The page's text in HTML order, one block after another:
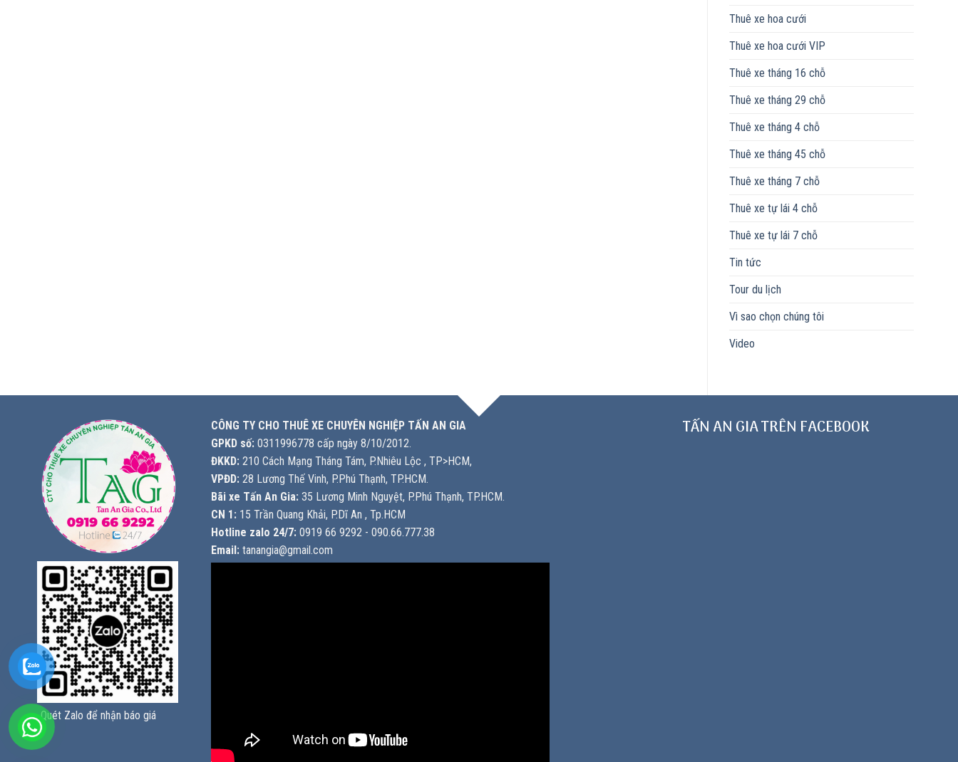
Thuê xe hoa cưới
Thuê xe hoa cưới VIP
Thuê xe tháng 16 chỗ
Thuê xe tháng 29 chỗ
Thuê xe tháng 4 chỗ
Thuê xe tháng 45 chỗ
Thuê xe tháng 7 chỗ
Thuê xe tự lái 4 chỗ
Thuê xe tự lái 7 chỗ
Tin tức
Tour du lịch
Vì sao chọn chúng tôi
Video
Quét Zalo để nhận báo giá
CÔNG TY CHO THUÊ XE CHUYÊN NGHIỆP TẤN AN GIA
GPKD số: 0311996778 cấp ngày 8/10/2012.
ĐKKD: 210 Cách Mạng Tháng Tám, P.Nhiêu Lộc , TP>HCM,
VPĐD: 28 Lương Thế Vinh, P.Phú Thạnh, TP.HCM.
Bãi xe Tấn An Gia: 35 Lương Minh Nguyệt, P.Phú Thạnh, TP.HCM.
CN 1: 15 Trần Quang Khải, P.Dĩ An , Tp.HCM
Hotline zalo 24/7: 0919 66 9292 - 090.66.777.38
Email: tanangia@gmail.com
TẤN AN GIA TRÊN FACEBOOK